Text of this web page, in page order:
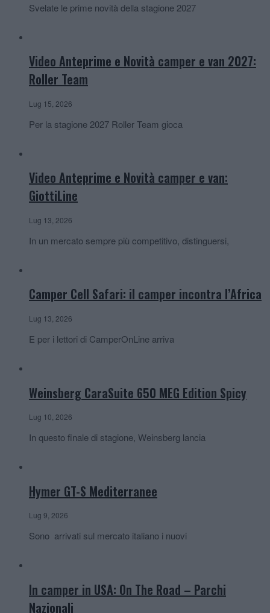
Svelate le prime novità della stagione 2027
Video Anteprime e Novità camper e van 2027:
Roller Team
Lug 15, 2026
Per la stagione 2027 Roller Team gioca
Video Anteprime e Novità camper e van:
GiottiLine
Lug 13, 2026
In un mercato sempre più competitivo, distinguersi,
Camper Cell Safari: il camper incontra l’Africa
Lug 13, 2026
E per i lettori di CamperOnLine arriva
Weinsberg CaraSuite 650 MEG Edition Spicy
Lug 10, 2026
In questo finale di stagione, Weinsberg lancia
Hymer GT-S Mediterranee
Lug 9, 2026
Sono arrivati sul mercato italiano i nuovi
In camper in USA: On The Road – Parchi
Nazionali